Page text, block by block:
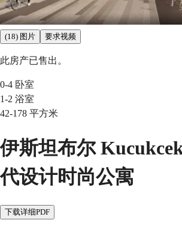
(18) 图片 要求视频
此房产已售出。
0-4 卧室
1-2 浴室
42-178 平方米
伊斯坦布尔
代设计时尚公寓
下载详细PDF